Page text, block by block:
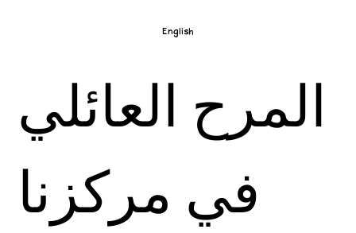
المرح العائلي
في مركزنا
English